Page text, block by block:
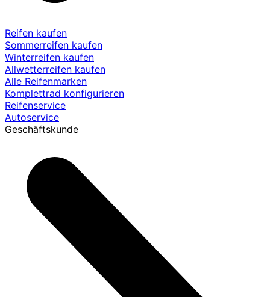
Reifen kaufen
Sommerreifen kaufen
Winterreifen kaufen
Allwetterreifen kaufen
Alle Reifenmarken
Komplettrad konfigurieren
Reifenservice
Autoservice
Geschäftskunde